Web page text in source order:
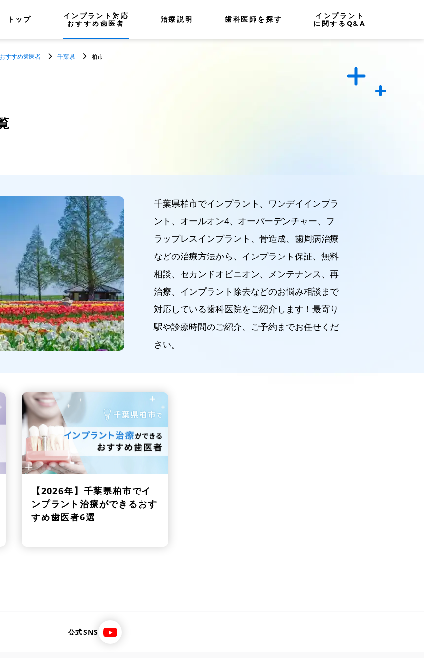
トップ
インプラント対応
おすすめ歯医者
治療説明 歯科医師を探す
インプラント
に関するQ&A
すすめ歯医者 千葉県 柏市
千葉県柏市でインプラント、ワンデイインプラ
ント、オールオン4、オーバーデンチャー、フ
ラップレスインプラント、骨造成、歯周病治療
などの治療方法から、インプラント保証、無料
相談、セカンドオピニオン、メンテナンス、再
治療、インプラント除去などのお悩み相談まで
対応している歯科医院をご紹介します！最寄り
駅や診療時間のご紹介、ご予約までお任せくだ
さい。
【2026年】 千葉県柏市でイ
ンプラント治療ができるおす
すめ歯医者6選
公式SNS